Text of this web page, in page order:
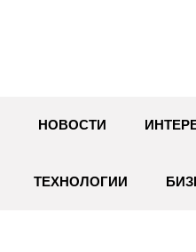
НОВОСТИ
ТЕХНОЛОГИИ